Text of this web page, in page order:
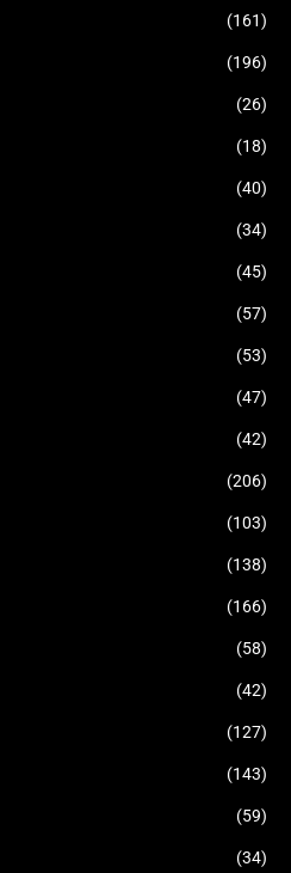
(161)
(196)
(26)
(18)
(40)
(34)
(45)
(57)
(53)
(47)
(42)
(206)
(103)
(138)
(166)
(58)
(42)
(127)
(143)
(59)
(34)